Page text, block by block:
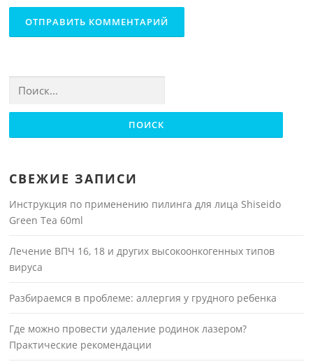
СВЕЖИЕ ЗАПИСИ
Инструкция по применению пилинга для лица Shiseido
Green Tea 60ml
Лечение ВПЧ 16, 18 и других высокоонкогенных типов
вируса
Разбираемся в проблеме: аллергия у грудного ребенка
Где можно провести удаление родинок лазером?
Практические рекомендации